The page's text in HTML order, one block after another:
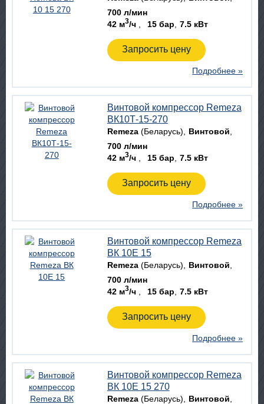
700 л/мин
42 м3/ч 15 бар 7.5 кВт
Запросить цену
Подробнее »
Винтовой компрессор Remeza
ВК10Т-15-270
Remeza(Беларусь)
Винтовой
700 л/мин
42 м3/ч 15 бар 7.5 кВт
Запросить цену
Подробнее »
Винтовой компрессор Remeza
ВК 10E 15
Remeza(Беларусь)
Винтовой
700 л/мин
42 м3/ч 15 бар 7.5 кВт
Запросить цену
Подробнее »
Винтовой компрессор Remeza
ВК 10E 15 270
Remeza(Беларусь)
Винтовой